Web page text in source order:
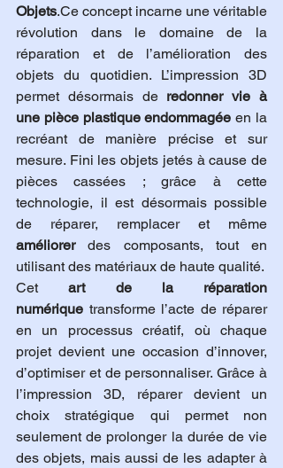
Objets.Ce concept incarne une véritable
révolution dans le domaine de la
réparation et de l’amélioration des
objets du quotidien. L’impression 3D
permet désormais de redonner vie à
une pièce plastique endommagée en la
recréant de manière précise et sur
mesure. Fini les objets jetés à cause de
pièces cassées ; grâce à cette
technologie, il est désormais possible
améliorer des composants, tout en
utilisant des matériaux de haute qualité.
Cet art de la réparation
numérique transforme l’acte de réparer
en un processus créatif, où chaque
projet devient une occasion d’innover,
d’optimiser et de personnaliser. Grâce à
l’impression 3D, réparer devient un
choix stratégique qui permet non
seulement de prolonger la durée de vie
des objets, mais aussi de les adapter à